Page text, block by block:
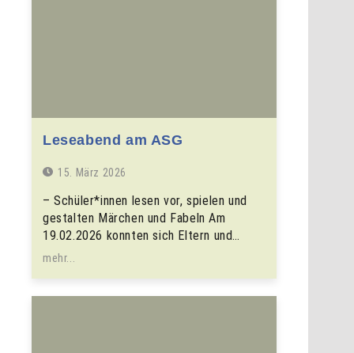
Leseabend am ASG
15. März 2026
– Schüler*innen lesen vor, spielen und
gestalten Märchen und Fabeln Am
19.02.2026 konnten sich Eltern und…
mehr...